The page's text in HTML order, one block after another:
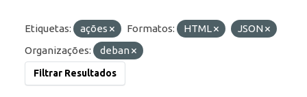
Etiquetas: ações Formatos: HTML
JSON
Organizações:
deban
Filtrar Resultados